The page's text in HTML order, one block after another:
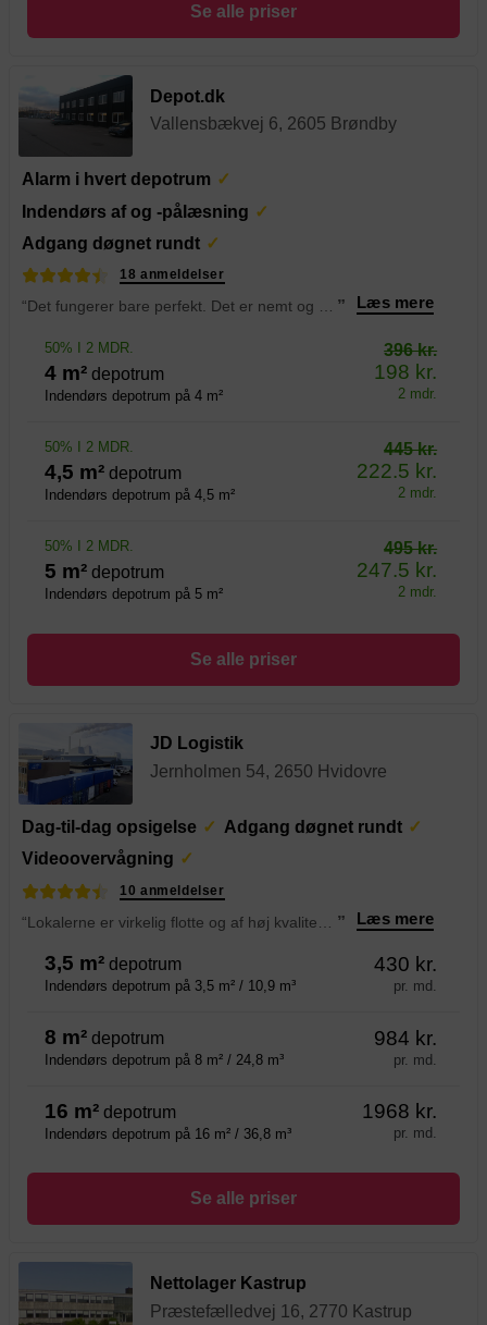
Se alle priser
Depot.dk
Vallensbækvej 6, 2605 Brøndby
Alarm i hvert depotrum
Indendørs af og -pålæsning
Adgang døgnet rundt
18 anmeldelser
“Det fungerer bare perfekt. Det er nemt og der er ingen problemer. ” Læs mere
50% I 2 MDR.
4 m² depotrum
Indendørs depotrum på 4 m²
396 kr.
198 kr.
2 mdr.
50% I 2 MDR.
4,5 m² depotrum
Indendørs depotrum på 4,5 m²
445 kr.
222.5 kr.
2 mdr.
50% I 2 MDR.
5 m² depotrum
Indendørs depotrum på 5 m²
495 kr.
247.5 kr.
2 mdr.
Se alle priser
JD Logistik
Jernholmen 54, 2650 Hvidovre
Dag-til-dag opsigelse
Adgang døgnet rundt
Videoovervågning
10 anmeldelser
” Læs mere
3,5 m² depotrum
Indendørs depotrum på 3,5 m² / 10,9 m³
430 kr.
pr. md.
8 m² depotrum
Indendørs depotrum på 8 m² / 24,8 m³
984 kr.
pr. md.
16 m² depotrum
Indendørs depotrum på 16 m² / 36,8 m³
1968 kr.
pr. md.
Se alle priser
Nettolager Kastrup
Præstefælledvej 16, 2770 Kastrup